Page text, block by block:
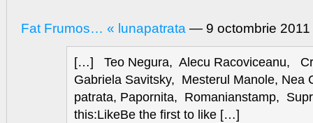
Fat Frumos… « lunapatrata — 9 octombrie
[…] Teo Negura, Alecu Racoviceanu,
Gabriela Savitsky, Mesterul Manole,
patrata, Papornita, Romanianstamp,
this:LikeBe the first to like […]